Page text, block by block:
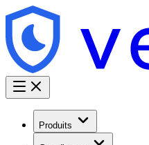
Produits